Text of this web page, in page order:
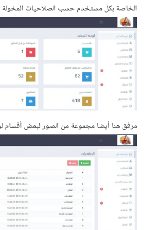
الخاصة بكل مستخدم حسب الصلاحيات المخولة
مرفق هنا أيضا مجموعة من الصور لبعض أقسام